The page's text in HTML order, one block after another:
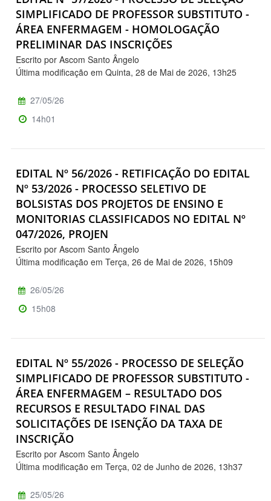
SIMPLIFICADO DE PROFESSOR SUBSTITUTO -
ÁREA ENFERMAGEM - HOMOLOGAÇÃO
PRELIMINAR DAS INSCRIÇÕES
Escrito por Ascom Santo Ângelo
Última modificação em Quinta, 28 de Mai de 2026, 13h25
27/05/26
14h01
EDITAL Nº 56/2026 - RETIFICAÇÃO DO EDITAL
Nº 53/2026 - PROCESSO SELETIVO DE
BOLSISTAS DOS PROJETOS DE ENSINO E
MONITORIAS CLASSIFICADOS NO EDITAL Nº
047/2026, PROJEN
Escrito por Ascom Santo Ângelo
Última modificação em Terça, 26 de Mai de 2026, 15h09
26/05/26
15h08
EDITAL Nº 55/2026 - PROCESSO DE SELEÇÃO
SIMPLIFICADO DE PROFESSOR SUBSTITUTO -
ÁREA ENFERMAGEM – RESULTADO DOS
RECURSOS E RESULTADO FINAL DAS
SOLICITAÇÕES DE ISENÇÃO DA TAXA DE
INSCRIÇÃO
Escrito por Ascom Santo Ângelo
Última modificação em Terça, 02 de Junho de 2026, 13h37
25/05/26